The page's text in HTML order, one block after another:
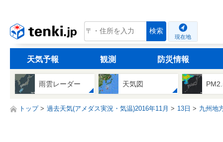
tenki.jp 検索
現在地
天気予報 観測 防災情報
雨雲レーダー 天気図
トップ 過去天気(アメダス実況・気温)2016年11月 13日 九州地